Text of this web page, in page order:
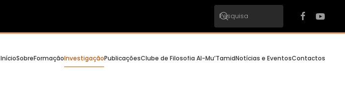
InícioSobreFormaçãoInvestigaçãoPublicaçõesClube de Filosofia Al-Mu’TamidNotícias e EventosContactos